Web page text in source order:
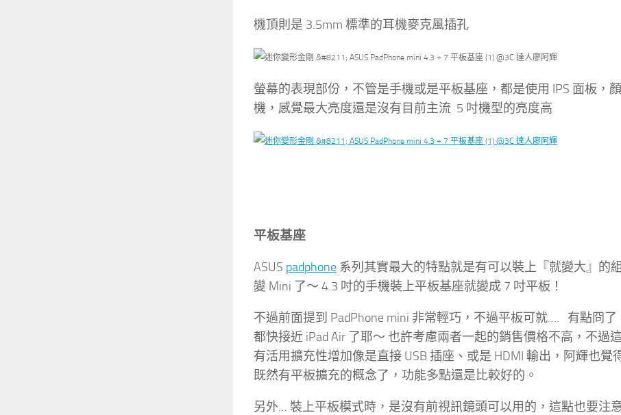
機頂則是 3.5mm 標準的耳機麥克風插孔
螢幕的表現部份，不管是手機或是平板基座，都是使用 IPS 面板，
機，感覺最大亮度還是沒有目前主流 5 吋機型的亮度高
平板基座
ASUS padphone 系列其實最大的特點就是有可以裝上『就變大』的
變 Mini 了～ 4.3 吋的手機裝上平板基座就變成 7 吋平板！
不過前面提到 PadPhone mini 非常輕巧，不過平板可就…. 有點冏
都快接近 iPad Air 了耶～ 也許考慮兩者一起的銷售價格不高，不
有活用擴充性增加像是直接 USB 插座、或是 HDMI 輸出，阿輝也
既然有平板擴充的概念了，功能多點還是比較好的。
另外… 裝上平板模式時，是沒有前視訊鏡頭可以用的，這點也要注